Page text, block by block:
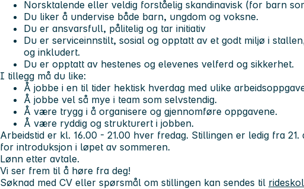
Norsktalende eller veldig forståelig skandinavisk (for barn
Du liker å undervise både barn, ungdom og voksne.
Du er ansvarsfull, pålitelig og tar initiativ
Du er serviceinnstilt, sosial og opptatt av et godt miljø i
og inkludert.
Du er opptatt av hestenes og elevenes velferd og sikkerhet.
I tillegg må du like:
Å jobbe i en til tider hektisk hverdag med ulike
Å jobbe vel så mye i team som selvstendig.
Å være trygg i å organisere og gjennomføre oppgavene.
Å være ryddig og strukturert i jobben.
Arbeidstid er kl. 16.00 - 21.00 hver fredag. Stillingen er ledig fra 21.
for introduksjon i løpet av sommeren.
Lønn etter avtale.
Vi ser frem til å høre fra deg!
Søknad med CV eller spørsmål om stillingen kan sendes til